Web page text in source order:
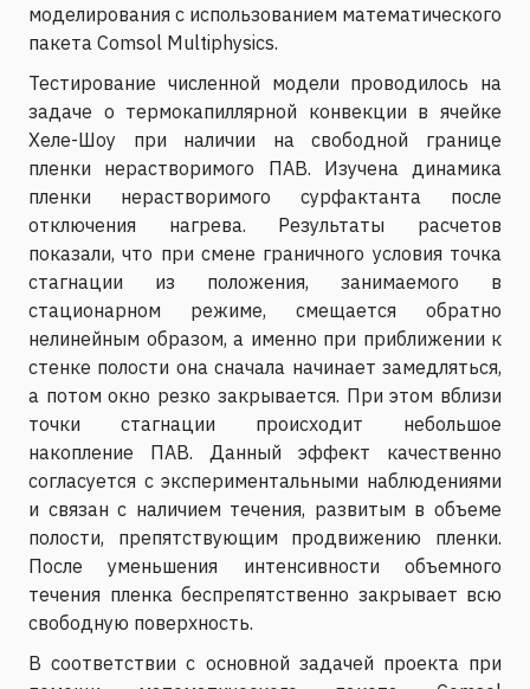
моделирования с использованием математического
пакета Comsol Multiphysics.
Тестирование численной модели проводилось на
задаче о термокапиллярной конвекции в ячейке
Хеле-Шоу при наличии на свободной границе
пленки нерастворимого ПАВ. Изучена динамика
пленки нерастворимого сурфактанта после
отключения нагрева. Результаты расчетов
показали, что при смене граничного условия точка
стагнации из положения, занимаемого в
стационарном режиме, смещается обратно
нелинейным образом, а именно при приближении к
стенке полости она сначала начинает замедляться,
а потом окно резко закрывается. При этом вблизи
точки стагнации происходит небольшое
накопление ПАВ. Данный эффект качественно
согласуется с экспериментальными наблюдениями
и связан с наличием течения, развитым в объеме
полости, препятствующим продвижению пленки.
После уменьшения интенсивности объемного
течения пленка беспрепятственно закрывает всю
свободную поверхность.
В соответствии с основной задачей проекта при